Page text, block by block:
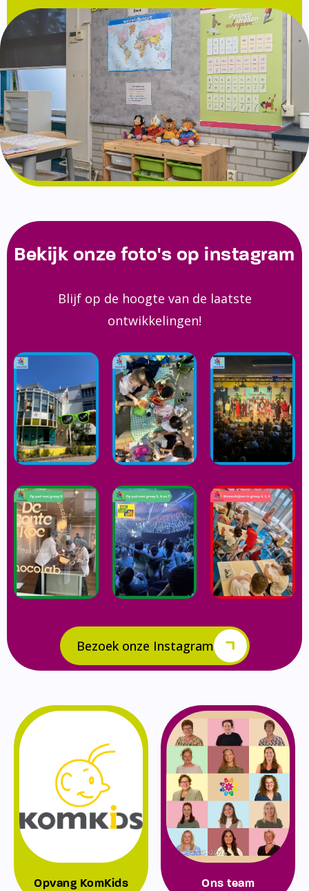
Bekijk onze foto's op instagram
Blijf op de hoogte van de laatste
ontwikkelingen!
Bezoek onze Instagram
Opvang KomKids Ons team